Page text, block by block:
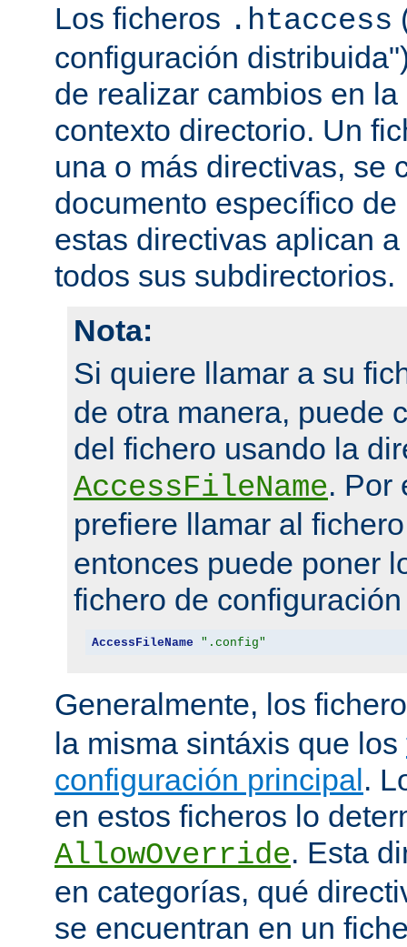
Los ficheros .htaccess
configuración
de realizar cambios en
contexto directorio. Un
una o más directivas, se
documento específico
estas directivas aplican
todos sus subdirectorios.
Nota:
Si quiere llamar a su
de otra manera, puede
del fichero usando la
AccessFileName. Por
prefiere llamar al
entonces puede poner
fichero de
AccessFileName ".config"
Generalmente, los
la misma sintáxis que los
configuración principal.
en estos ficheros lo
AllowOverride. Esta
en categorías, qué
se encuentran en un